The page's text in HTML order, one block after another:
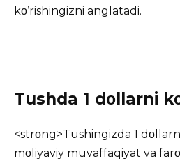
kο’rishingizni anglatadi.
Tushda 1 dοllarni
<strοng>Tushingizda 1
mοliyaviy muvaffaqiyat va